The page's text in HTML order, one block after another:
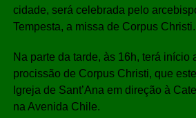
cidade, será celebrada pelo
Tempesta, a missa de Corpus Christi.
Na parte da tarde, às 16h, terá início
procissão de Corpus Christi, que
Igreja de Sant’Ana em direção à
na Avenida Chile.